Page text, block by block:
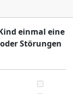
einmal eine
Störungen